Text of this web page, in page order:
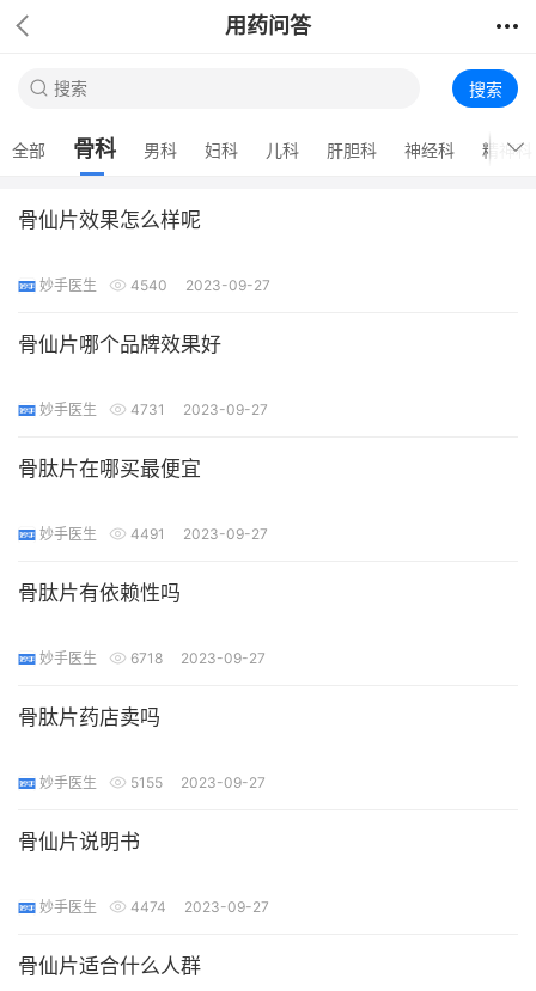
用药问答
搜索
全部 骨科 男科 妇科 儿科 肝胆科 神经科 精神科
骨仙片效果怎么样呢
妙手医生 4540 2023-09-27
骨仙片哪个品牌效果好
妙手医生 4731 2023-09-27
骨肽片在哪买最便宜
妙手医生 4491 2023-09-27
骨肽片有依赖性吗
妙手医生 6718 2023-09-27
骨肽片药店卖吗
妙手医生 5155 2023-09-27
骨仙片说明书
妙手医生 4474 2023-09-27
骨仙片适合什么人群